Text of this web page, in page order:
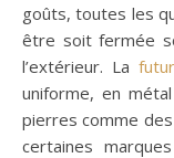
goûts, toutes les
être soit fermée
l’extérieur. La
uniforme, en
pierres comme des
certaines